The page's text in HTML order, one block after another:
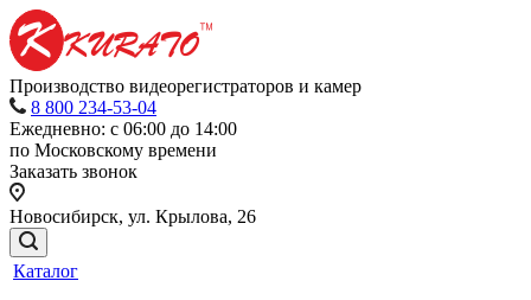
Производство видеорегистраторов и камер
8 800 234-53-04
Ежедневно: с 06:00 до 14:00
по Московскому времени
Заказать звонок
Новосибирск, ул. Крылова, 26
Каталог